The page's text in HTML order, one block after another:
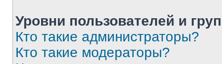
Уровни пользователей и
Кто такие администраторы?
Кто такие модераторы?